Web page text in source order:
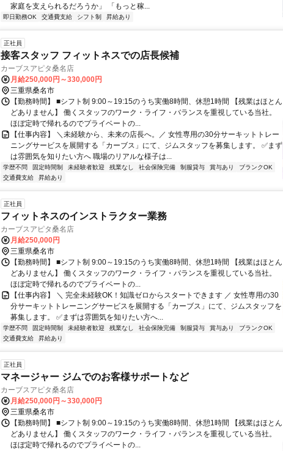
家庭を支えられるだろうか」 「もっと稼...
即日勤務OK 交通費支給 シフト制 昇給あり
正社員
接客スタッフ フィットネスでの店長候補
カーブスアピタ桑名店
月給250,000円～330,000円
三重県桑名市
【勤務時間】 ■シフト制 9:00～19:15のうち実働8時間、休憩1時間 【残業はほとん
どありません】 働くスタッフのワーク・ライフ・バランスを重視している当社。
ほぼ定時で帰れるのでプライベートの...
【仕事内容】 ＼未経験から、未来の店長へ。／ 女性専用の30分サーキットトレー
ニングサービスを展開する「カーブス」にて、ジムスタッフを募集します。 ✅まず
は雰囲気を知りたい方へ 職場のリアルな様子は...
学歴不問 固定時間制 未経験者歓迎 残業なし 社会保険完備 制服貸与 賞与あり
ブランクOK
交通費支給
昇給あり
正社員
フィットネスのインストラクター業務
カーブスアピタ桑名店
月給250,000円
三重県桑名市
【勤務時間】 ■シフト制 9:00～19:15のうち実働8時間、休憩1時間 【残業はほとん
どありません】 働くスタッフのワーク・ライフ・バランスを重視している当社。
ほぼ定時で帰れるのでプライベートの...
【仕事内容】 ＼ 完全未経験OK！知識ゼロからスタートできます ／ 女性専用の30
分サーキットトレーニングサービスを展開する「カーブス」にて、ジムスタッフを
募集します。 ✅まずは雰囲気を知りたい方へ...
学歴不問 固定時間制 未経験者歓迎 残業なし 社会保険完備 制服貸与 賞与あり
ブランクOK
交通費支給
昇給あり
正社員
マネージャー ジムでのお客様サポートなど
カーブスアピタ桑名店
月給250,000円～330,000円
三重県桑名市
【勤務時間】 ■シフト制 9:00～19:15のうち実働8時間、休憩1時間 【残業はほとん
どありません】 働くスタッフのワーク・ライフ・バランスを重視している当社。
ほぼ定時で帰れるのでプライベートの...